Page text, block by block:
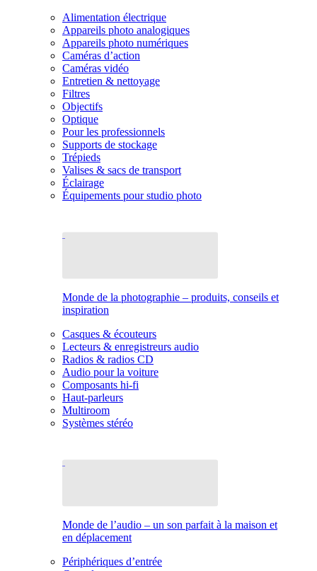
Alimentation électrique
Appareils photo analogiques
Appareils photo numériques
Caméras d’action
Caméras vidéo
Entretien & nettoyage
Filtres
Objectifs
Optique
Pour les professionnels
Supports de stockage
Trépieds
Valises & sacs de transport
Éclairage
Équipements pour studio photo
Monde de la photographie – produits, conseils et
inspiration
Casques & écouteurs
Lecteurs & enregistreurs audio
Radios & radios CD
Audio pour la voiture
Composants hi-fi
Haut-parleurs
Multiroom
Systèmes stéréo
Monde de l’audio – un son parfait à la maison et
en déplacement
Périphériques d’entrée